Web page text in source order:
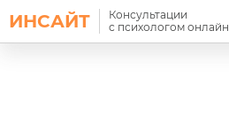
ИНСАЙТ
Консультации
с психологом онлайн